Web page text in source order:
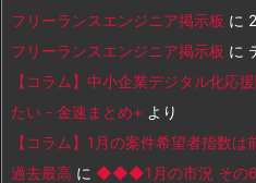
フリーランスエンジニア掲示板 に 2
フリーランスエンジニア掲示板 に
【コラム】中小企業デジタル化応
たい - 金速まとめ+ より
【コラム】1月の案件希望者指数
過去最高 に ◆◆◆1月の市況 その